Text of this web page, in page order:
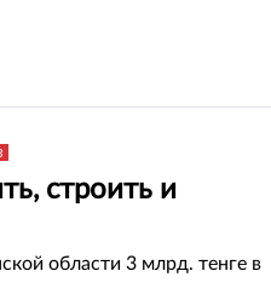
строить и
области 3 млрд. тенге в